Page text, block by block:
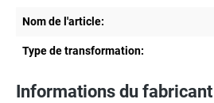
Nom de l'article:
Type de transformation:
Informations du fabricant